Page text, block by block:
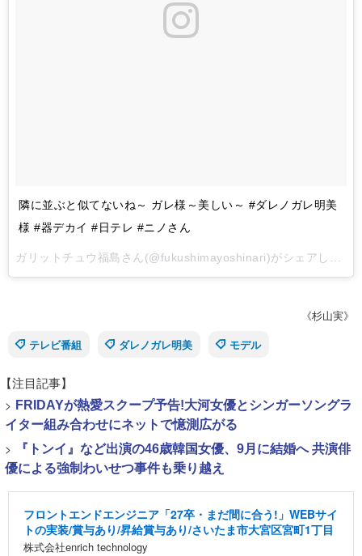
隣に並ぶと似てないね～ ガレ様～美しい～ #ダレノガレ明美
様 #器デカイ #日テレ #ニノさん
ガリットチュウ福島 さん(@fukushimayoshinari)がシェアした投稿 -
《杉山実》
テレビ番組
ダレノガレ明美 モデル
【注目記事】
> FRIDAYが熱愛スクープ予告!大河女優とシンガーソングラ
イター組み合わせにネットで憶測広がる
>
『トンイ』など出演の46歳韓国女優、9月に結婚へ 共演俳
優による強制わいせつ事件も乗り越え
フロントエンドエンジニア「27卒・まだ間に合う!」WEBサイ
トの実装/賞与あり/昇給賞与あり/さいたま市大宮区宮町1丁目
株式会社enrich technology